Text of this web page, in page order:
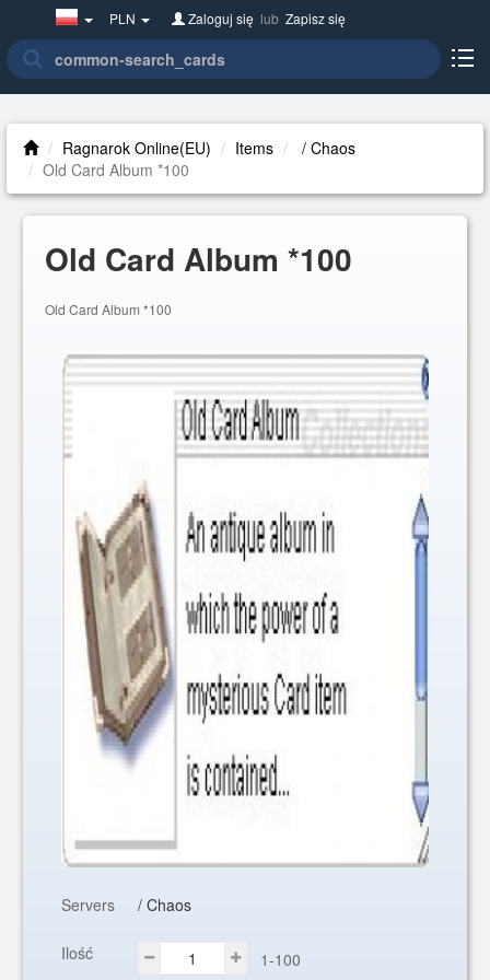
Poland(w
PLN Zaloguj się lubZapisz się
Ragnarok Online(EU) Items
/ Chaos
Old Card Album *100
Old Card Album *100
Old Card Album *100
Servers / Chaos
Ilość 1-100